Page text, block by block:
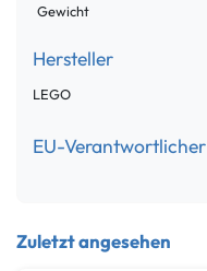
Gewicht
Hersteller
LEGO
EU-Verantwortlicher
Zuletzt angesehen